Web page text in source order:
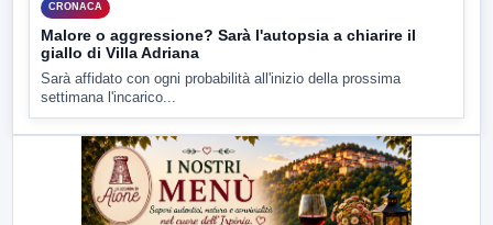
CRONACA
Malore o aggressione? Sarà l'autopsia a chiarire il
giallo di Villa Adriana
Sarà affidato con ogni probabilità all'inizio della prossima
settimana l'incarico...